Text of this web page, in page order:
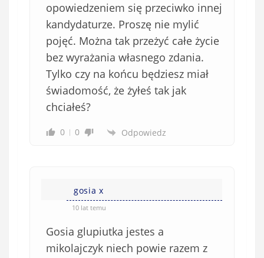
opowiedzeniem się przeciwko innej
kandydaturze. Proszę nie mylić
pojęć. Można tak przeżyć całe życie
bez wyrażania własnego zdania.
Tylko czy na końcu będziesz miał
świadomość, że żyłeś tak jak
chciałeś?
0 0 Odpowiedz
gosia x
10 lat temu
Gosia glupiutka jestes a
mikolajczyk niech powie razem z